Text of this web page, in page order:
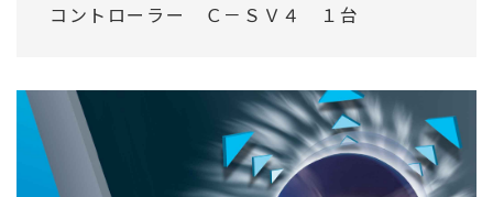
コントローラー Ｃ－ＳＶ４ １台